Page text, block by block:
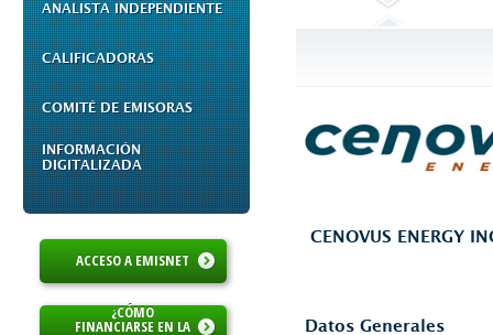
ANALISTA INDEPENDIENTE
CALIFICADORAS
COMITÉ DE EMISORAS
INFORMACIÓN
DIGITALIZADA
ACCESO A EMISNET
¿CÓMO
FINANCIARSE EN LA
CENOVUS ENERGY
Datos Generales